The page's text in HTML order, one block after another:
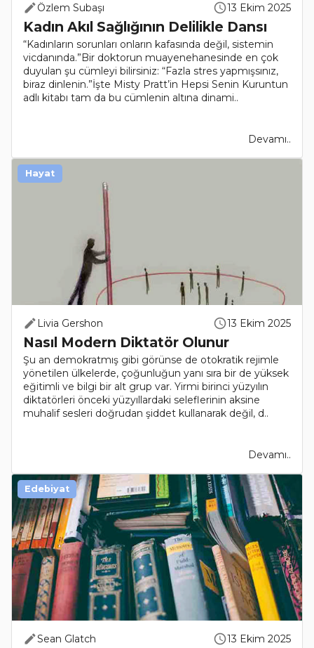
Özlem Subaşı 13 Ekim 2025
Kadın Akıl Sağlığının Delilikle Dansı
“Kadınların sorunları onların kafasında değil, sistemin
vicdanında.”Bir doktorun muayenehanesinde en çok
duyulan şu cümleyi bilirsiniz: “Fazla stres yapmışsınız,
biraz dinlenin.”İşte Misty Pratt’in Hepsi Senin Kuruntun
adlı kitabı tam da bu cümlenin altına dinami..
Devamı..
Livia Gershon 13 Ekim 2025
Nasıl Modern Diktatör Olunur
Şu an demokratmış gibi görünse de otokratik rejimle
yönetilen ülkelerde, çoğunluğun yanı sıra bir de yüksek
eğitimli ve bilgi bir alt grup var. Yirmi birinci yüzyılın
diktatörleri önceki yüzyıllardaki seleflerinin aksine
muhalif sesleri doğrudan şiddet kullanarak değil, d..
Devamı..
Hayat
Sean Glatch 13 Ekim 2025
Edebiyat